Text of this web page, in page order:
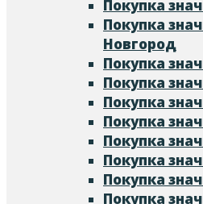
Покупка
Покупка
Новгород
Покупка
Покупка
Покупка
Покупка
Покупка
Покупка
Покупка
Покупка